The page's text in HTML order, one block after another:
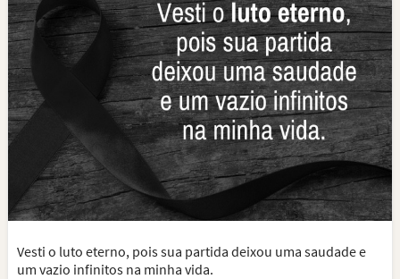
FRASES DE LUTO PARA AMIGO FIM DE NAMORO
TODAS AS CATEGORIAS
Vesti o luto eterno, pois sua partida deixou uma saudade e
um vazio infinitos na minha vida.